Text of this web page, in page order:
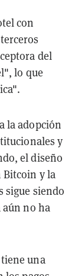
con
del
lo que
la adopción
y
el diseño
Bitcoin y la
sigue siendo
no ha
una